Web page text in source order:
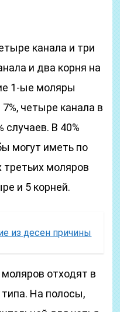
канала и три
и два корня на
1-ые моляры
четыре канала в
случаев. В 40%
могут иметь по
третьих моляров
и 5 корней.
из десен причины
отходят в
типа. На полосы,